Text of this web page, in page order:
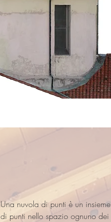
Una nuvola di punti è un insieme
di punti nello spazio ognuno dei